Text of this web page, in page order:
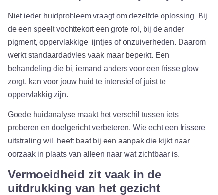
Niet ieder huidprobleem vraagt om dezelfde oplossing. Bij
de een speelt vochttekort een grote rol, bij de ander
pigment, oppervlakkige lijntjes of onzuiverheden. Daarom
werkt standaardadvies vaak maar beperkt. Een
behandeling die bij iemand anders voor een frisse glow
zorgt, kan voor jouw huid te intensief of juist te
oppervlakkig zijn.
Goede huidanalyse maakt het verschil tussen iets
proberen en doelgericht verbeteren. Wie echt een frissere
uitstraling wil, heeft baat bij een aanpak die kijkt naar
oorzaak in plaats van alleen naar wat zichtbaar is.
Vermoeidheid zit vaak in de
uitdrukking van het gezicht